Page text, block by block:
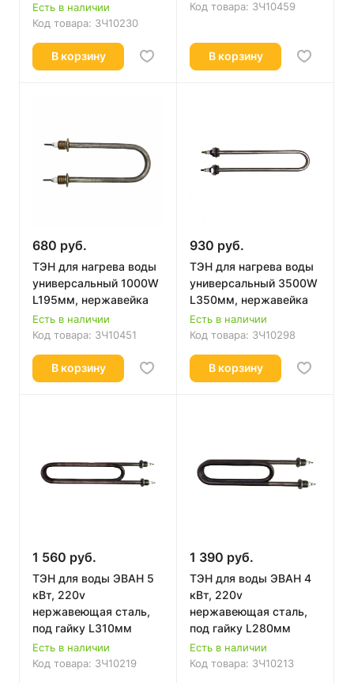
Есть в наличии
Код товара: ЗЧ10230
В корзину
Код товара: ЗЧ10459
В корзину
680 руб.
ТЭН для нагрева воды
универсальный 1000W
L195мм, нержавейка
Есть в наличии
Код товара: ЗЧ10451
В корзину
930 руб.
ТЭН для нагрева воды
универсальный 3500W
L350мм, нержавейка
Есть в наличии
Код товара: ЗЧ10298
В корзину
1 560 руб.
ТЭН для воды ЭВАН 5
кВт, 220v
нержавеющая сталь,
под гайку L310мм
Есть в наличии
Код товара: ЗЧ10219
1 390 руб.
ТЭН для воды ЭВАН 4
кВт, 220v
нержавеющая сталь,
под гайку L280мм
Есть в наличии
Код товара: ЗЧ10213